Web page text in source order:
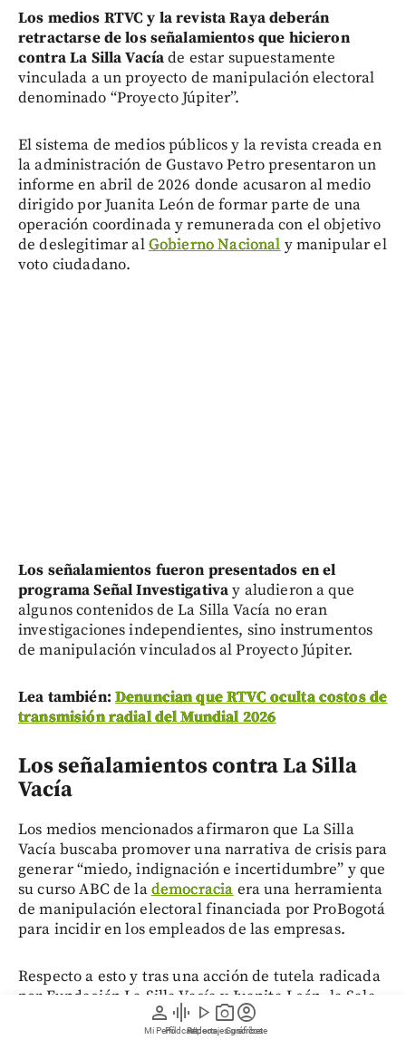
person
Mi Perfil
graphic_eq
Pódcast
play_arrow
Videos
photo_camera
Reportajes gráficos
account_circle
Suscríbete
Los medios RTVC y la revista Raya deberán
retractarse de los señalamientos que hicieron
contra La Silla Vacíade estar supuestamente
vinculada a un proyecto de manipulación electoral
denominado “Proyecto Júpiter”.
El sistema de medios públicos y la revista creada en
la administración de Gustavo Petro presentaron un
informe en abril de 2026 donde acusaron al medio
dirigido por Juanita León de formar parte de una
operación coordinada y remunerada con el objetivo
de deslegitimar alGobierno Nacional y manipular el
voto ciudadano.
Los señalamientos fueron presentados en el
programa Señal Investigativay aludieron a que
algunos contenidos de La Silla Vacía no eran
investigaciones independientes, sino instrumentos
de manipulación vinculados al Proyecto Júpiter.
Lea también: Denuncian que RTVC oculta costos de
transmisión radial del Mundial 2026
Los señalamientos contra La Silla
Vacía
Los medios mencionados afirmaron que La Silla
Vacía buscaba promover una narrativa de crisis para
generar “miedo, indignación e incertidumbre” y que
su curso ABC de lademocracia era una herramienta
de manipulación electoral financiada por ProBogotá
para incidir en los empleados de las empresas.
Respecto a esto y tras una acción de tutela radicada
por Fundación La Silla Vacía y Juanita León, la Sala
Tribunal Superior de Bogotá